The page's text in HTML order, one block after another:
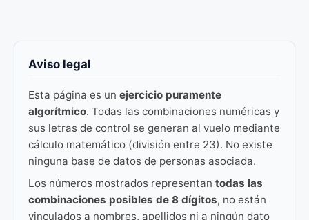
Aviso legal
Esta página es un ejercicio puramente
algorítmico. Todas las combinaciones numéricas y
sus letras de control se generan al vuelo mediante
cálculo matemático (división entre 23). No existe
ninguna base de datos de personas asociada.
Los números mostrados representan todas las
combinaciones posibles de 8 dígitos, no están
vinculados a nombres, apellidos ni a ningún dato